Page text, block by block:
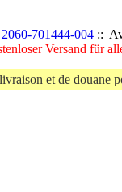
701444-004 ::
Versand für
et de douane